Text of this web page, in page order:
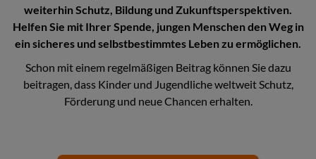
weiterhin Schutz, Bildung und Zukunftsperspektiven.
Helfen Sie mit Ihrer Spende, jungen Menschen den Weg in
ein sicheres und selbstbestimmtes Leben zu ermöglichen.
Schon mit einem regelmäßigen Beitrag können Sie dazu
beitragen, dass Kinder und Jugendliche weltweit Schutz,
Förderung und neue Chancen erhalten.